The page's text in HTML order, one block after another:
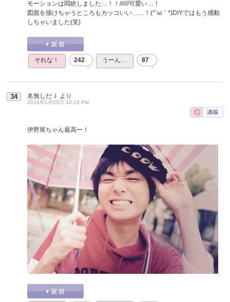
モーションは悶絶しました…！！//////可愛い…！
図面を描けちゃうところもカッコいい……！(*´ω｀*)DIYではもう感動
しちゃいました(笑)
それな！ 242 うーん… 87
34 名無しだＪ より
2016年1月25日 10:15 PM
伊野尾ちゃん最高ー！